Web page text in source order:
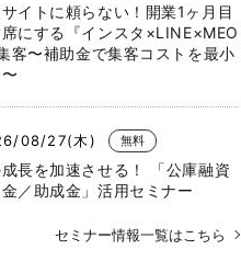
イトに頼らない！開業1ヶ月目
にする『インスタ×LINE×MEO
客〜補助金で集客コストを最小
08/27(木) 無料
長を加速させる！ 「公庫融資
／助成金」活用セミナー
セミナー情報一覧はこちら